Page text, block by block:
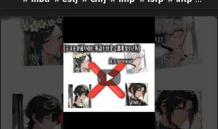
# istj #mbtipersonalitytypes